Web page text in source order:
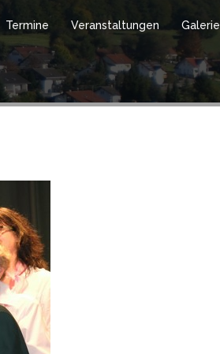
Termine Veranstaltungen Galerie